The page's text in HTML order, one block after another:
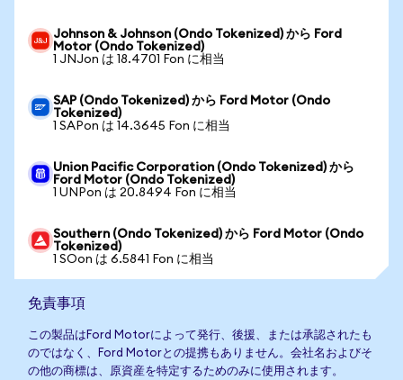
Johnson & Johnson (Ondo Tokenized) から Ford
Motor (Ondo Tokenized)
1 JNJon は 18.4701 Fon に相当
SAP (Ondo Tokenized) から Ford Motor (Ondo
Tokenized)
1 SAPon は 14.3645 Fon に相当
Union Pacific Corporation (Ondo Tokenized) から
Ford Motor (Ondo Tokenized)
1 UNPon は 20.8494 Fon に相当
Southern (Ondo Tokenized) から Ford Motor (Ondo
Tokenized)
1 SOon は 6.5841 Fon に相当
免責事項
この製品はFord Motorによって発行、後援、または承認されたも
のではなく、Ford Motorとの提携もありません。会社名およびそ
の他の商標は、原資産を特定するためのみに使用されます。